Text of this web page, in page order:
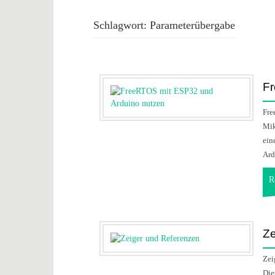
Schlagwort: Parameterübergabe